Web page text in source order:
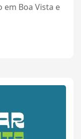
Boa Vista e